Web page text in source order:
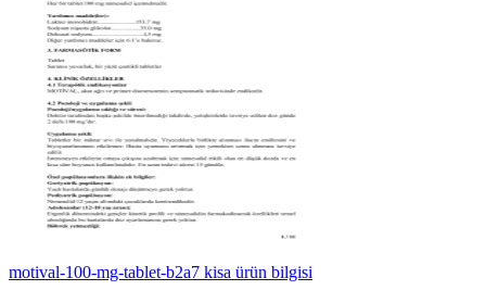
motival-100-mg-tablet-b2a7 kisa ürün bilgisi